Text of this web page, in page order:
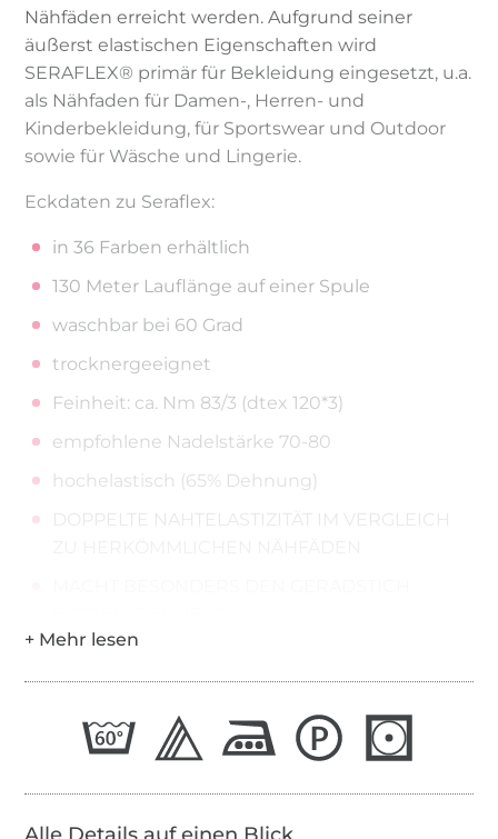
Nähfäden erreicht werden. Aufgrund seiner
äußerst elastischen Eigenschaften wird
SERAFLEX® primär für Bekleidung eingesetzt, u.a.
als Nähfaden für Damen-, Herren- und
Kinderbekleidung, für Sportswear und Outdoor
sowie für Wäsche und Lingerie.
Eckdaten zu Seraflex:
in 36 Farben erhältlich
130 Meter Lauflänge auf einer Spule
waschbar bei 60 Grad
trocknergeeignet
Feinheit: ca. Nm 83/3 (dtex 120*3)
empfohlene Nadelstärke 70-80
hochelastisch (65% Dehnung)
DOPPELTE NAHTELASTIZITÄT IM VERGLEICH
ideal zum Nähen, Quilten, Sticken und
Overlocken
Anwendungshinweise:
als Spulenfaden eingesetzt werden